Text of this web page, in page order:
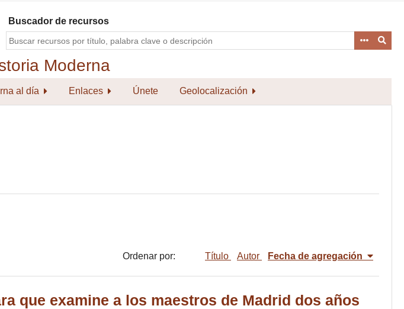
Buscador de recursos
al día Enlaces Únete Geolocalización
Ordenar por: Título Autor Fecha de agregación
que examine a los maestros de Madrid dos años